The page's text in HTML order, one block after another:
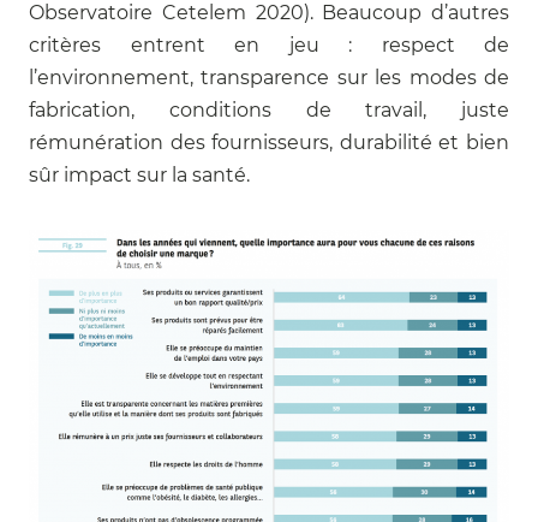
Observatoire Cetelem 2020). Beaucoup d’autres
critères entrent en jeu : respect de
l’environnement, transparence sur les modes de
fabrication, conditions de travail, juste
rémunération des fournisseurs, durabilité et bien
sûr impact sur la santé.